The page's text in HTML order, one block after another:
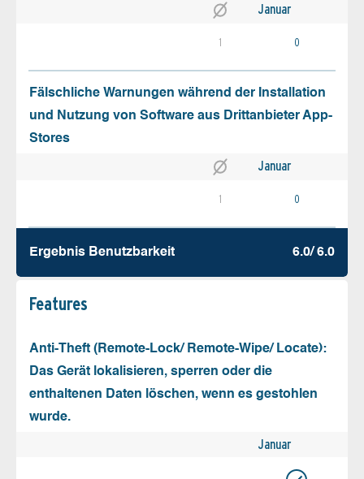
Januar
1 0
Fälschliche Warnungen während der Installation
und Nutzung von Software aus Drittanbieter App-
Stores
Januar
1 0
Ergebnis Benutz­barkeit 6.0/ 6.0
Features
Anti-Theft (Remote-Lock/ Remote-Wipe/ Locate):
Das Gerät lokalisieren, sperren oder die
enthaltenen Daten löschen, wenn es gestohlen
wurde.
Januar